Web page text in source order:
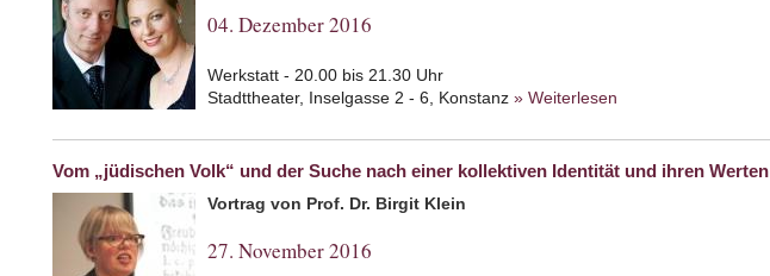
04. Dezember 2016
Werkstatt - 20.00 bis 21.30 Uhr
Stadttheater, Inselgasse 2 - 6, Konstanz » Weiterlesen
Vom „jüdischen Volk“ und der Suche nach einer kollektiven Identität und ihren Werten
Vortrag von Prof. Dr. Birgit Klein
27. November 2016